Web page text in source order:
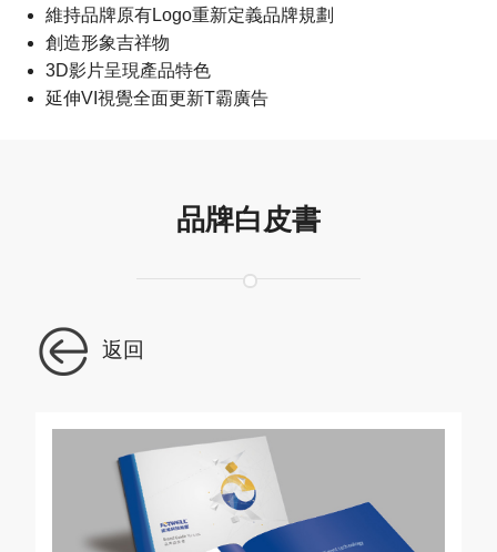
維持品牌原有Logo重新定義品牌規劃
創造形象吉祥物
3D影片呈現產品特色
延伸VI視覺全面更新T霸廣告
品牌白皮書
返回